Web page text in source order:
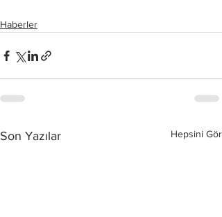
Haberler
Son Yazılar Hepsini Gör